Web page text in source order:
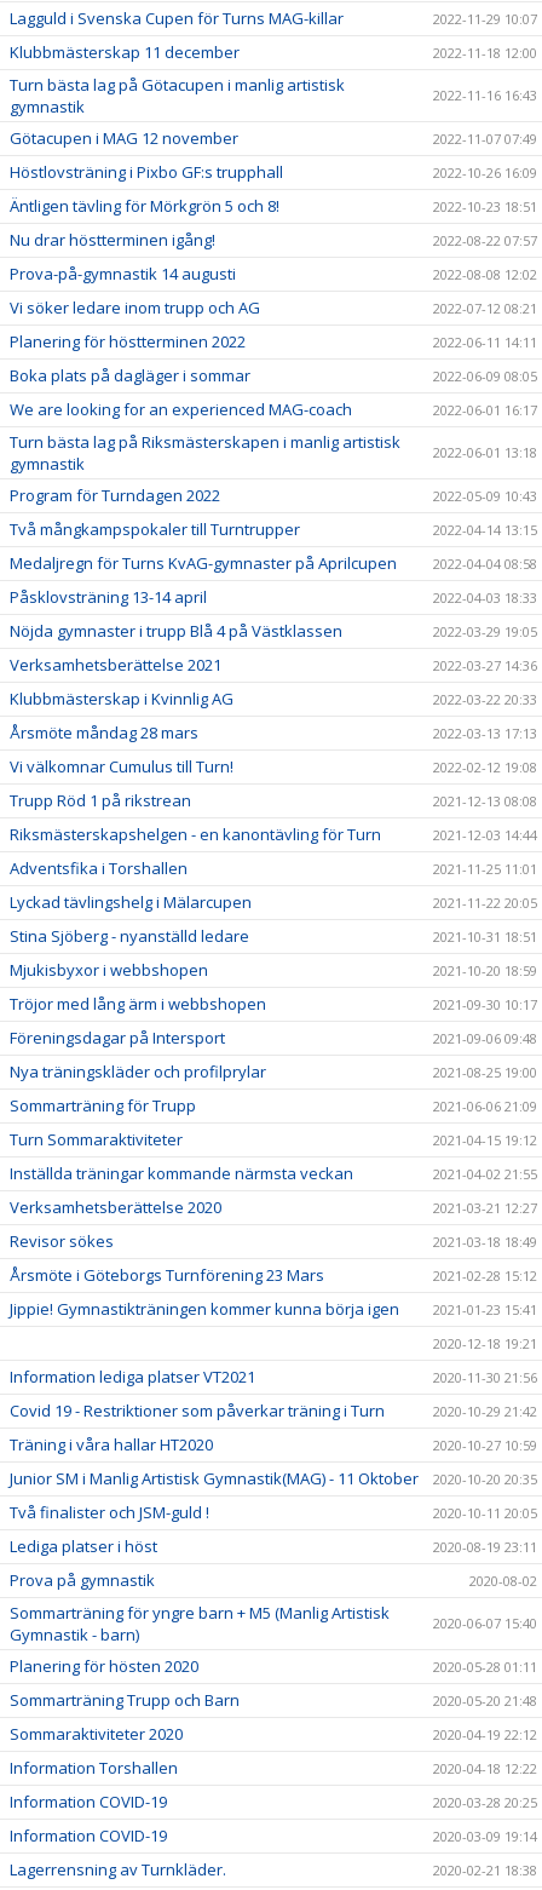
Lagguld i Svenska Cupen för Turns MAG-killar 2022-11-29 10:07
Klubbmästerskap 11 december 2022-11-18 12:00
Turn bästa lag på Götacupen i manlig artistisk
gymnastik
2022-11-16 16:43
Götacupen i MAG 12 november 2022-11-07 07:49
Höstlovsträning i Pixbo GF:s trupphall 2022-10-26 16:09
Äntligen tävling för Mörkgrön 5 och 8! 2022-10-23 18:51
Nu drar höstterminen igång! 2022-08-22 07:57
Prova-på-gymnastik 14 augusti 2022-08-08 12:02
Vi söker ledare inom trupp och AG 2022-07-12 08:21
Planering för höstterminen 2022 2022-06-11 14:11
Boka plats på dagläger i sommar 2022-06-09 08:05
We are looking for an experienced MAG-coach 2022-06-01 16:17
Turn bästa lag på Riksmästerskapen i manlig artistisk
gymnastik
2022-06-01 13:18
Program för Turndagen 2022 2022-05-09 10:43
Två mångkampspokaler till Turntrupper 2022-04-14 13:15
Medaljregn för Turns KvAG-gymnaster på Aprilcupen 2022-04-04 08:58
Påsklovsträning 13-14 april 2022-04-03 18:33
Nöjda gymnaster i trupp Blå 4 på Västklassen 2022-03-29 19:05
Verksamhetsberättelse 2021 2022-03-27 14:36
Klubbmästerskap i Kvinnlig AG 2022-03-22 20:33
Årsmöte måndag 28 mars 2022-03-13 17:13
Vi välkomnar Cumulus till Turn! 2022-02-12 19:08
Trupp Röd 1 på rikstrean 2021-12-13 08:08
Riksmästerskapshelgen - en kanontävling för Turn 2021-12-03 14:44
Adventsfika i Torshallen 2021-11-25 11:01
Lyckad tävlingshelg i Mälarcupen 2021-11-22 20:05
Stina Sjöberg - nyanställd ledare 2021-10-31 18:51
Mjukisbyxor i webbshopen 2021-10-20 18:59
Tröjor med lång ärm i webbshopen 2021-09-30 10:17
Föreningsdagar på Intersport 2021-09-06 09:48
Nya träningskläder och profilprylar 2021-08-25 19:00
Sommarträning för Trupp 2021-06-06 21:09
Turn Sommaraktiviteter 2021-04-15 19:12
Inställda träningar kommande närmsta veckan 2021-04-02 21:55
Verksamhetsberättelse 2020 2021-03-21 12:27
Revisor sökes 2021-03-18 18:49
Årsmöte i Göteborgs Turnförening 23 Mars 2021-02-28 15:12
Jippie! Gymnastikträningen kommer kunna börja igen
2021-01-23 15:41
2020-12-18 19:21
Information lediga platser VT2021 2020-11-30 21:56
Covid 19 - Restriktioner som påverkar träning i Turn 2020-10-29 21:42
Träning i våra hallar HT2020 2020-10-27 10:59
Junior SM i Manlig Artistisk Gymnastik(MAG) - 11 Oktober 2020-10-20 20:35
Två finalister och JSM-guld ! 2020-10-11 20:05
Lediga platser i höst 2020-08-19 23:11
Prova på gymnastik 2020-08-02
Sommarträning för yngre barn + M5 (Manlig Artistisk
Gymnastik - barn)
2020-06-07 15:40
Planering för hösten 2020 2020-05-28 01:11
Sommarträning Trupp och Barn 2020-05-20 21:48
Sommaraktiviteter 2020 2020-04-19 22:12
Information Torshallen 2020-04-18 12:22
Information COVID-19 2020-03-28 20:25
Information COVID-19 2020-03-09 19:14
Lagerrensning av Turnkläder. 2020-02-21 18:38